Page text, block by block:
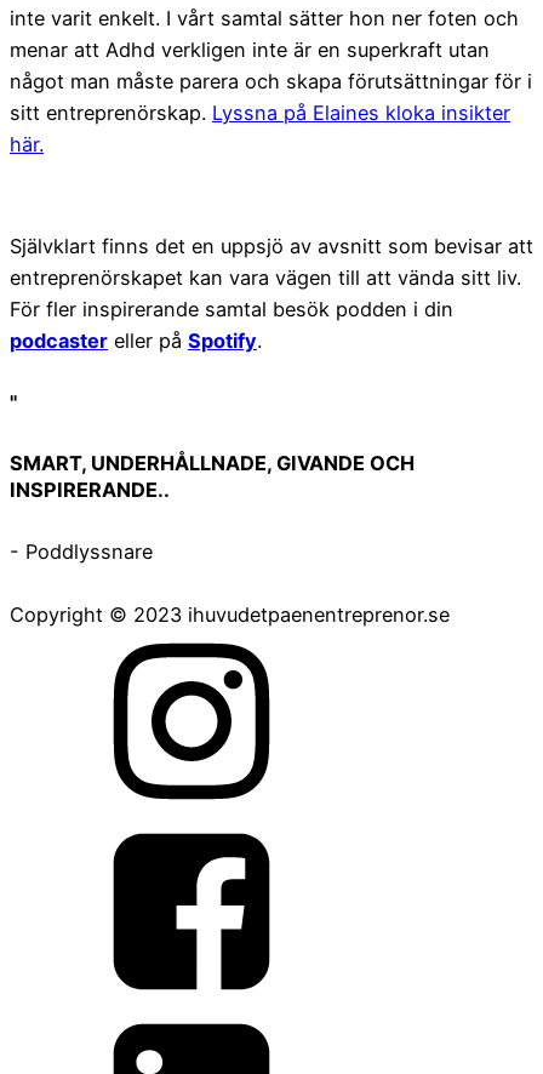
inte varit enkelt. I vårt samtal sätter hon ner foten och
menar att Adhd verkligen inte är en superkraft utan
något man måste parera och skapa förutsättningar för i
sitt entreprenörskap. Lyssna på Elaines kloka insikter
här.
Självklart finns det en uppsjö av avsnitt som bevisar att
entreprenörskapet kan vara vägen till att vända sitt liv.
För fler inspirerande samtal besök podden i din
podcaster eller på Spotify.
"
SMART, UNDERHÅLLNADE, GIVANDE OCH
INSPIRERANDE..
- Poddlyssnare
Copyright © 2023 ihuvudetpaenentreprenor.se